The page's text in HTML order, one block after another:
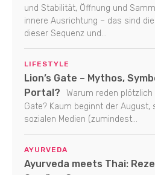
und Stabilität, Öffnung und
innere Ausrichtung – das sind
dieser Sequenz und...
LIFESTYLE
Lion’s Gate – Mythos,
Portal?
Warum reden
Gate? Kaum beginnt der August,
sozialen Medien (zumindest...
AYURVEDA
Ayurveda meets Thai: